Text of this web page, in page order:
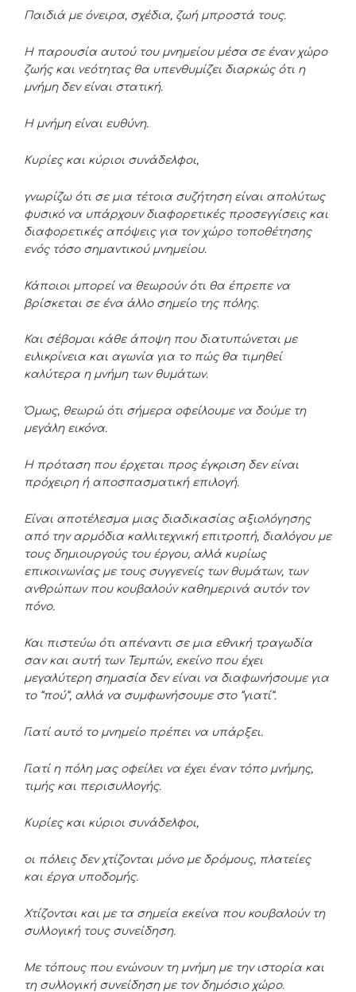
Παιδιά με όνειρα, σχέδια, ζωή μπροστά τους.
Η παρουσία αυτού του μνημείου μέσα σε έναν χώρο
ζωής και νεότητας θα υπενθυμίζει διαρκώς ότι η
μνήμη δεν είναι στατική.
Η μνήμη είναι ευθύνη.
Κυρίες και κύριοι συνάδελφοι,
γνωρίζω ότι σε μια τέτοια συζήτηση είναι απολύτως
φυσικό να υπάρχουν διαφορετικές προσεγγίσεις και
διαφορετικές απόψεις για τον χώρο τοποθέτησης
ενός τόσο σημαντικού μνημείου.
Κάποιοι μπορεί να θεωρούν ότι θα έπρεπε να
βρίσκεται σε ένα άλλο σημείο της πόλης.
Και σέβομαι κάθε άποψη που διατυπώνεται με
ειλικρίνεια και αγωνία για το πώς θα τιμηθεί
καλύτερα η μνήμη των θυμάτων.
Όμως, θεωρώ ότι σήμερα οφείλουμε να δούμε τη
μεγάλη εικόνα.
Η πρόταση που έρχεται προς έγκριση δεν είναι
πρόχειρη ή αποσπασματική επιλογή.
Είναι αποτέλεσμα μιας διαδικασίας αξιολόγησης
από την αρμόδια καλλιτεχνική επιτροπή, διαλόγου με
τους δημιουργούς του έργου, αλλά κυρίως
επικοινωνίας με τους συγγενείς των θυμάτων, των
ανθρώπων που κουβαλούν καθημερινά αυτόν τον
πόνο.
Και πιστεύω ότι απέναντι σε μια εθνική τραγωδία
σαν και αυτή των Τεμπών, εκείνο που έχει
μεγαλύτερη σημασία δεν είναι να διαφωνήσουμε για
το “πού”, αλλά να συμφωνήσουμε στο “γιατί”.
Γιατί αυτό το μνημείο πρέπει να υπάρξει.
Γιατί η πόλη μας οφείλει να έχει έναν τόπο μνήμης,
τιμής και περισυλλογής.
Κυρίες και κύριοι συνάδελφοι,
οι πόλεις δεν χτίζονται μόνο με δρόμους, πλατείες
και έργα υποδομής.
Χτίζονται και με τα σημεία εκείνα που κουβαλούν τη
συλλογική τους συνείδηση.
Με τόπους που ενώνουν τη μνήμη με την ιστορία και
τη συλλογική συνείδηση με τον δημόσιο χώρο.